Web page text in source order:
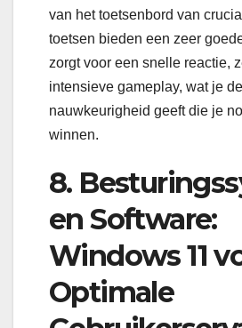
van het toetsenbord van
toetsen bieden een zeer
zorgt voor een snelle reactie,
intensieve gameplay, wat je
nauwkeurigheid geeft die je
winnen.
8.
en Software:
Windows 11
Optimale